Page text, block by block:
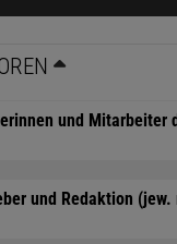
und Mitarbeiter
und Redaktion